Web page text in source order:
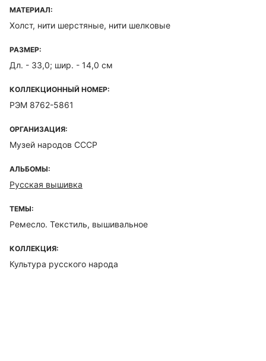
МАТЕРИАЛ:
Холст, нити шерстяные, нити шелковые
РАЗМЕР:
Дл. - 33,0; шир. - 14,0 см
КОЛЛЕКЦИОННЫЙ НОМЕР:
РЭМ 8762-5861
ОРГАНИЗАЦИЯ:
Музей народов СССР
АЛЬБОМЫ:
Русская вышивка
ТЕМЫ:
Ремесло. Текстиль, вышивальное
КОЛЛЕКЦИЯ:
Культура русского народа